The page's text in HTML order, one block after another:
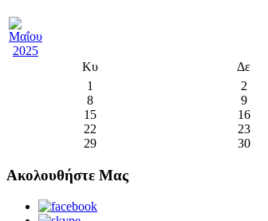
Κυ Δε
1
2
8
9
15
16
22
23
29
30
Ακολουθήστε Μας